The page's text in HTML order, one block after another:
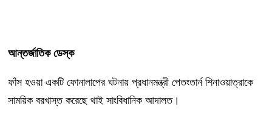
আন্তর্জাতিক ডেস্ক
ফাঁস হওয়া একটি ফোনালাপের ঘটনায় প্রধানমন্ত্রী পেতংতার্ন শিনাওয়াত্রাকে
সাময়িক বরখাস্ত করেছে থাই সাংবিধানিক আদালত।